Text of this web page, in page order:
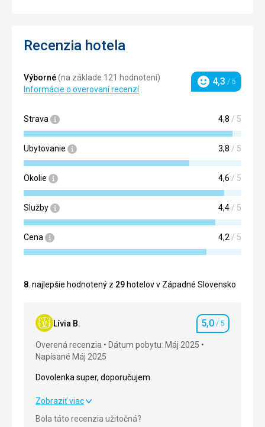
Recenzia hotela
Výborné(na základe 121 hodnotení)
Informácie o overovaní recenzí
Hodnotenie
4,3 / 5
Strava 4,8 / 5
Ubytovanie 3,8 / 5
Okolie 4,6 / 5
Služby 4,4/ 5
Cena 4,2/ 5
8. najlepšie hodnotený z 29 hotelov v Západné Slovensko
Lívia B. Hodnotenie
5,0 / 5
Overená recenzia
Dátum pobytu: Máj 2025
Napísané Máj 2025
Dovolenka super, doporučujem.
Strava
Zobraziť viac
Bola táto recenzia užitočná?